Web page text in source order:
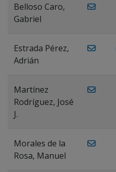
Belloso Caro,
Gabriel
Estrada Pérez,
Adrián
Martínez
Rodríguez, José
J.
Morales de la
Rosa, Manuel